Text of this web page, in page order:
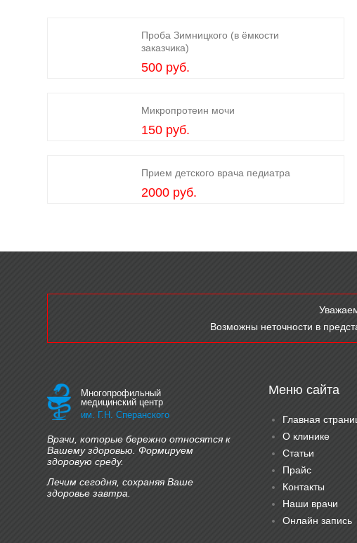
Проба Зимницкого (в ёмкости
заказчика)
500 руб.
Микропротеин мочи
150 руб.
Прием детского врача педиатра
2000 руб.
Возможны неточности в
Многопрофильный
медицинский центр
им. Г.Н. Сперанского
Врачи, которые бережно относятся к
Вашему здоровью. Формируем
здоровую среду.
Лечим сегодня, сохраняя Ваше
здоровье завтра.
Меню сайта
Главная
О клинике
Статьи
Прайс
Контакты
Наши врачи
Онлайн запись